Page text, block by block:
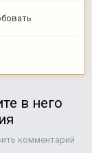
в него
комментарий